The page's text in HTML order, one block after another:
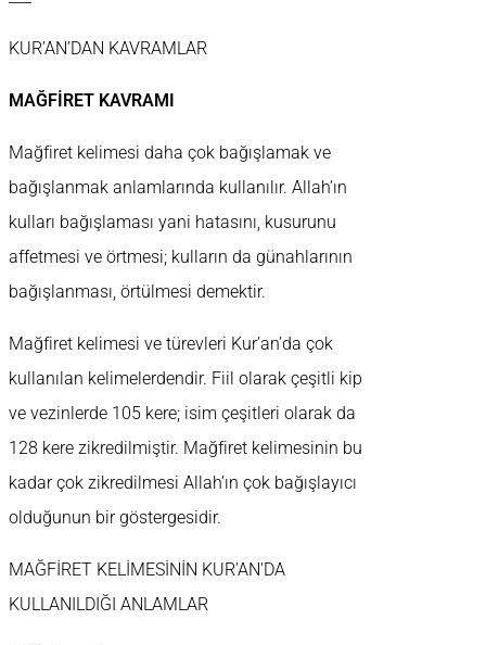
KUR’AN’DAN KAVRAMLAR
MAĞFİRET KAVRAMI
Mağfiret kelimesi daha çok bağışlamak ve
bağışlanmak anlamlarında kullanılır. Allah’ın
kulları bağışlaması yani hatasını, kusurunu
affetmesi ve örtmesi; kulların da günahlarının
bağışlanması, örtülmesi demektir.
Mağfiret kelimesi ve türevleri Kur’an’da çok
kullanılan kelimelerdendir. Fiil olarak çeşitli kip
ve vezinlerde 105 kere; isim çeşitleri olarak da
128 kere zikredilmiştir. Mağfiret kelimesinin bu
kadar çok zikredilmesi Allah’ın çok bağışlayıcı
olduğunun bir göstergesidir.
MAĞFİRET KELİMESİNİN KUR’AN’DA
KULLANILDIĞI ANLAMLAR